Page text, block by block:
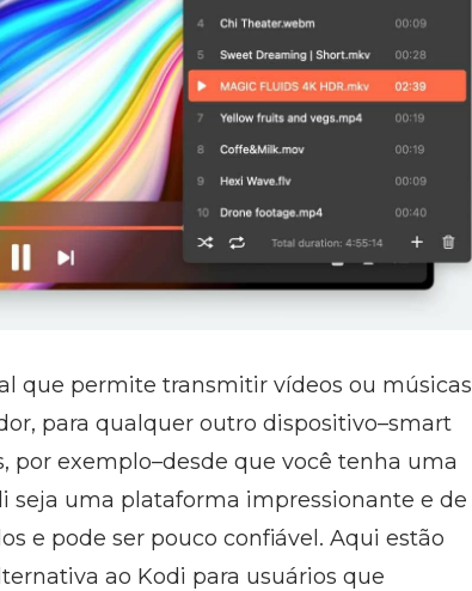
que permite transmitir vídeos ou músicas
para qualquer outro dispositivo–smart
por exemplo–desde que você tenha uma
seja uma plataforma impressionante e de
e pode ser pouco confiável. Aqui estão
ao Kodi para usuários que